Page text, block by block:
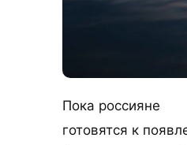
Пока россияне
готовятся к